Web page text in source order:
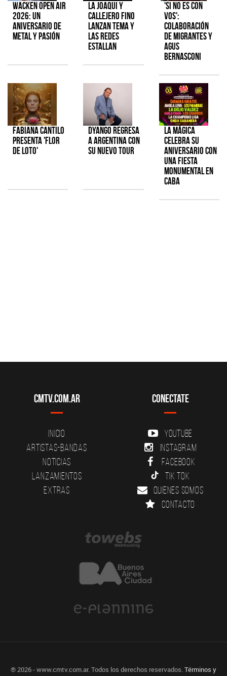
Wacken Open Air
2026: Un
aniversario de
metal y pasión
La Joaqui y
Callejero Fino
lanzan tema y
las redes
estallan
'Si No Es Con
Vos':
colaboración
de Migrantes y
Agus
Bernasconi
Fabiana Cantilo
presenta 'Flor
de Loto'
Dyango regresa
a Argentina con
su nuevo tour
La Mágica
celebra su
aniversario con
una fiesta
monumental en
CABA
CMTV.com.ar
Inicio
Artistas-Bandas
Noticias
Lanzamientos
Extras
Conectate
YouTube
Instagram
Facebook
Tik Tok
Quienes somos
Contacto
® 2026 - www.cmtv.com.ar. Todos los derechos reservados.Términos y